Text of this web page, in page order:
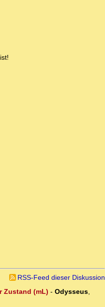
RSS-Feed dieser Diskussion
Zustand (mL) - Odysseus,